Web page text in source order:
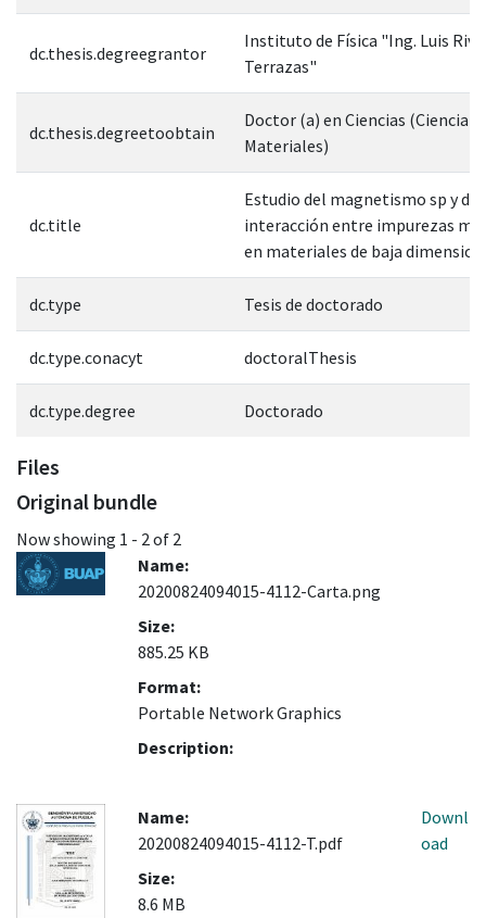
dc.thesis.degreegrantor
Instituto de Física "Ing. Luis
Terrazas"
dc.thesis.degreetoobtain
Doctor (a) en Ciencias (Ciencia
Materiales)
dc.title
Estudio del magnetismo sp y de
interacción entre impurezas
en materiales de baja
dc.type Tesis de doctorado
dc.type.conacyt doctoralThesis
dc.type.degree Doctorado
Files
Original bundle
Now showing 1 - 2 of 2
Name:
20200824094015-4112-Carta.png
Size:
885.25 KB
Format:
Portable Network Graphics
Description:
Name:
20200824094015-4112-T.pdf
Size:
8.6 MB
Downl
oad